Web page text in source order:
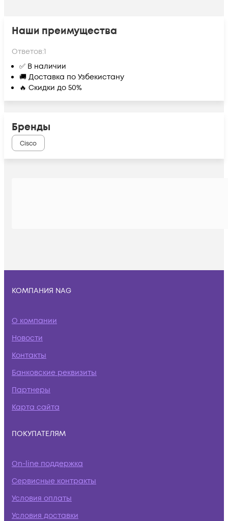
Наши преимущества
Ответов:1
✅ В наличии
🚚 Доставка по Узбекистану
🔥 Скидки до 50%
Бренды
Cisco
КОМПАНИЯ NAG
О компании
Новости
Контакты
Банковские реквизиты
Партнеры
Карта сайта
ПОКУПАТЕЛЯМ
On-line поддержка
Сервисные контракты
Условия оплаты
Условия доставки